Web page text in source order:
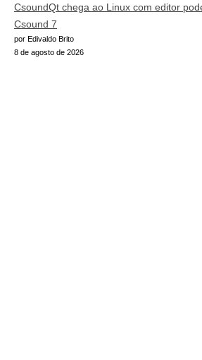
CsoundQt chega ao Linux com editor
Csound 7
por Edivaldo Brito
8 de agosto de 2026